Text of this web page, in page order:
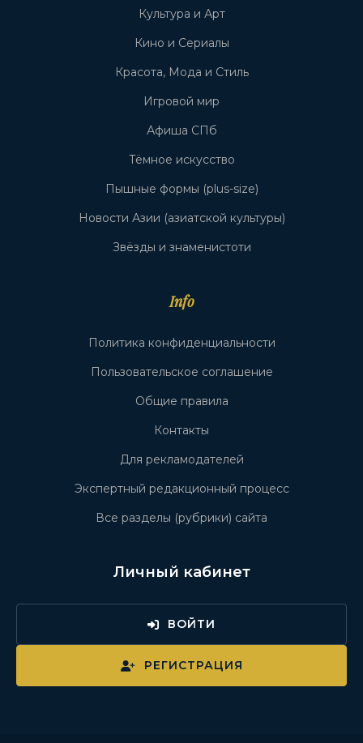
Культура и Арт
Кино и Сериалы
Красота, Мода и Стиль
Игровой мир
Афиша СПб
Тёмное искусство
Пышные формы (plus-size)
Новости Азии (азиатской культуры)
Звёзды и знаменистоти
Info
Политика конфиденциальности
Пользовательское соглашение
Общие правила
Контакты
Для рекламодателей
Экспертный редакционный процесс
Все разделы (рубрики) сайта
Личный кабинет
ВОЙТИ
РЕГИСТРАЦИЯ